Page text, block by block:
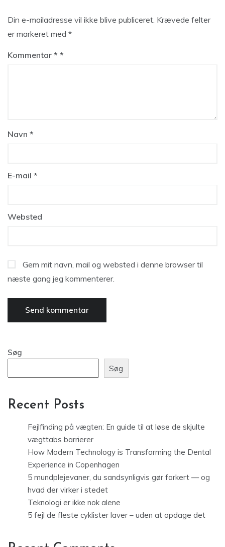
Din e-mailadresse vil ikke blive publiceret. Krævede felter
er markeret med *
Kommentar *
Navn *
E-mail *
Websted
Gem mit navn, mail og websted i denne browser til
næste gang jeg kommenterer.
Søg
Søg
Recent Posts
Fejlfinding på vægten: En guide til at løse de skjulte
vægttabs barrierer
How Modern Technology is Transforming the Dental
Experience in Copenhagen
5 mundplejevaner, du sandsynligvis gør forkert — og
hvad der virker i stedet
Teknologi er ikke nok alene
5 fejl de fleste cyklister laver – uden at opdage det